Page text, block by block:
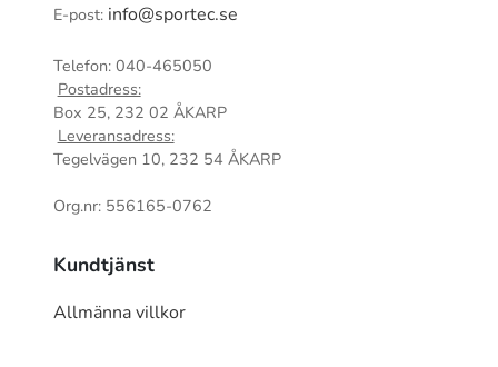
E-post: info@sportec.se
Telefon: 040-465050
Postadress:
Box 25, 232 02 ÅKARP
Leveransadress:
Tegelvägen 10, 232 54 ÅKARP
Org.nr: 556165-0762
Kundtjänst
Allmänna villkor